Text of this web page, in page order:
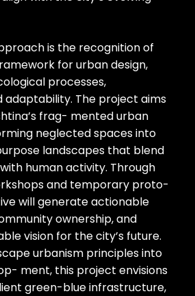
is the recognition of
for urban design,
processes,
adaptability. The project aims
frag- mented urban
neglected spaces into
landscapes that blend
human activity. Through
and temporary proto-
will generate actionable
ownership, and
vision for the city’s future.
urbanism principles into
ment, this project envisions
green-blue infrastructure,